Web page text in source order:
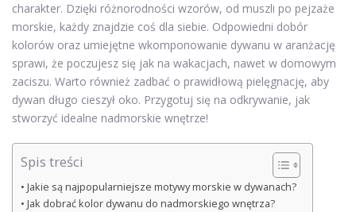
charakter. Dzięki różnorodności wzorów, od muszli po pejzaże
morskie, każdy znajdzie coś dla siebie. Odpowiedni dobór
kolorów oraz umiejętne wkomponowanie dywanu w aranżację
sprawi, że poczujesz się jak na wakacjach, nawet w domowym
zaciszu. Warto również zadbać o prawidłową pielęgnację, aby
dywan długo cieszył oko. Przygotuj się na odkrywanie, jak
stworzyć idealne nadmorskie wnętrze!
Spis treści
Jakie są najpopularniejsze motywy morskie w dywanach?
Jak dobrać kolor dywanu do nadmorskiego wnętrza?